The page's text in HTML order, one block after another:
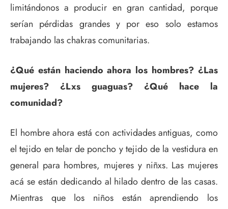
limitándonos a producir en gran cantidad, porque
serían pérdidas grandes y por eso solo estamos
trabajando las chakras comunitarias.
¿Qué están haciendo ahora los hombres? ¿Las
mujeres? ¿Lxs guaguas? ¿Qué hace la
comunidad?
El hombre ahora está con actividades antiguas, como
el tejido en telar de poncho y tejido de la vestidura en
general para hombres, mujeres y niñxs. Las mujeres
acá se están dedicando al hilado dentro de las casas.
Mientras que los niños están aprendiendo los